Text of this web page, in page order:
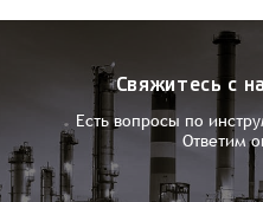
Свяжитесь с
Есть вопросы по
Ответим